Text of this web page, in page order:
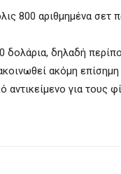
800 αριθμημένα σετ
δολάρια, δηλαδή
ακόμη
αντικείμενο για τους